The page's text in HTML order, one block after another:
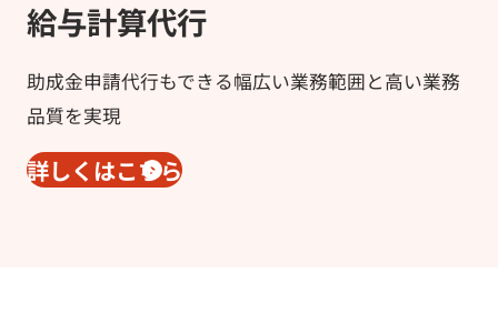
給与計算代行
助成金申請代行もできる幅広い業務範囲と高い業務
品質を実現
詳しくはこちら